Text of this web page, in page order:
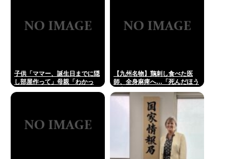
子供「ママー、誕生日までに隠
し部屋作って」母親「わかっ
【九州名物】鶏刺し食べた医
師、全身麻痺へ…「死んだほう